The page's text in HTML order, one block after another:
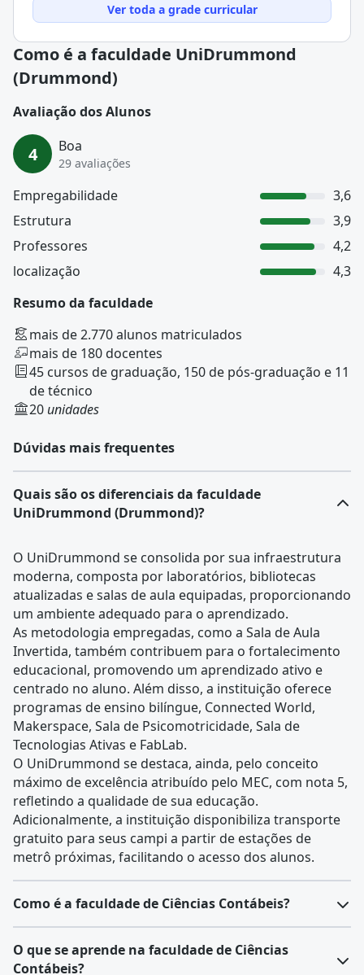
Ver toda a grade curricular
Como é a faculdade UniDrummond
(Drummond)
Avaliação dos Alunos
4 Boa
29 avaliações
Empregabilidade
3,6
Estrutura
3,9
Professores
4,2
localização
4,3
Resumo da faculdade
mais de 2.770 alunos matriculados
mais de 180 docentes
45 cursos de graduação, 150 de pós-graduação e 11
de técnico
20 unidades
Dúvidas mais frequentes
Quais são os diferenciais da faculdade
UniDrummond (Drummond)?
O UniDrummond se consolida por sua infraestrutura
moderna, composta por laboratórios, bibliotecas
atualizadas e salas de aula equipadas, proporcionando
um ambiente adequado para o aprendizado.
As metodologia empregadas, como a Sala de Aula
Invertida, também contribuem para o fortalecimento
educacional, promovendo um aprendizado ativo e
centrado no aluno. Além disso, a instituição oferece
programas de ensino bilíngue, Connected World,
Makerspace, Sala de Psicomotricidade, Sala de
Tecnologias Ativas e FabLab.
O UniDrummond se destaca, ainda, pelo conceito
máximo de excelência atribuído pelo MEC, com nota 5,
refletindo a qualidade de sua educação.
Adicionalmente, a instituição disponibiliza transporte
gratuito para seus campi a partir de estações de
metrô próximas, facilitando o acesso dos alunos.
Como é a faculdade de Ciências Contábeis?
O curso de Ciências Contábeisforma profissionais
capacitados para lidar com finanças, patrimônio e
O que se aprende na faculdade de Ciências
Contábeis?